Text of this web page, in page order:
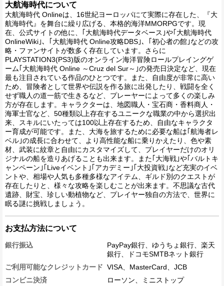
大航海時代について
大航海時代 Onlineは、16世紀ヨーロッパにて実際に存在した、『大
航海時代』を舞台に繰り広げる、本格的海洋MMORPGです。現
在、公式サイトの他に、｢大航海時代データベース｣や｢大航海時代
OnlineWiki｣、｢大航海時代 Online攻略DBS｣、｢初心者の館｣などの攻
略・ファンサイトが数多く存在しています。さらに
PLAYSTATION3(PS3)版のオンライン海洋冒険ロールプレイングゲ
ーム｢大航海時代 Online ～Cruz del Sur～｣の発売日決定など、現在
最も注目されている作品のひとつです。また、自由度が非常に高い
ため、冒険者として世界や伝説を作る旅に出発したり、戦闘を全く
せず職人の道一筋で生きるなど、プレーヤーによって多くの楽しみ
方が存在します。キャラクターは、地図職人・宝石商・香料商人・
海軍士官など、50種類以上存在するユニークな職業の中から選択出
来、スキルにいたっては100以上存在するため、自由なキャラクタ
ー育成が可能です。また、大海を旅するために必要な船は｢航海者レ
ベル｣の成長に合わせて、より高性能な船に乗りかえたり、色や素
材、武装に紋章と自由にカスタマイズして、プレイヤーだけのオリ
ジナルの船を造りあげることも出来ます。また｢大海戦｣や｢バルトキ
ャンペーン｣｢Liveイベント｣｢アカデミー｣｢大投資戦｣など充実のイベ
ントや、相場や人気も多種多様なアイテム、ギルド別のクエストが
存在したりと、様々な攻略を楽しむことが出来ます。不思議な古代
遺跡、財宝、珍しい動植物など、プレイヤー独自の方法で、世界に
眠る謎に挑戦しましょう。
お支払方法について
銀行振込
PayPay銀行、ゆうちょ銀行、楽天
銀行、ドコモSMTBネット銀行
ご利用可能なクレジットカード VISA、MasterCard、JCB
コンビニ決済
ローソン、ミニストップ